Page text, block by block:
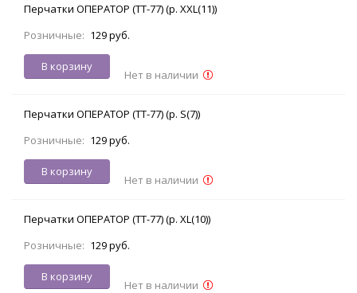
Перчатки ОПЕРАТОР (TT-77) (р. XXL(11))
Розничные: 129 руб.
В корзину
Нет в наличии
Перчатки ОПЕРАТОР (TT-77) (р. S(7))
Розничные: 129 руб.
В корзину
Нет в наличии
Перчатки ОПЕРАТОР (TT-77) (р. XL(10))
Розничные: 129 руб.
В корзину
Нет в наличии